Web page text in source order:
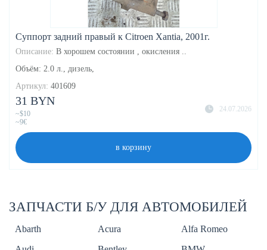
Суппорт задний правый к Citroen Xantia, 2001г.
Описание: В хорошем состоянии , окисления ..
Объём: 2.0 л., дизель,
Артикул: 401609
24.07.2026
31 BYN
~$10
~9€
в корзину
ЗАПЧАСТИ Б/У ДЛЯ АВТОМОБИЛЕЙ
Abarth Acura
Alfa Romeo